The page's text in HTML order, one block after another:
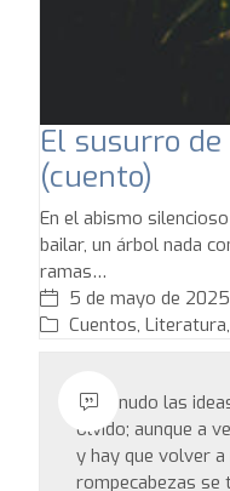
El susurro
(cuento)
En el abismo
bailar, un árbol nada
ramas…
5 de mayo de 2025
Cuentos, Literatura,
A menudo las
olvido; aunque a
y hay que volver
rompecabezas se